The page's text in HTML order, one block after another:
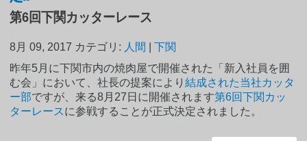
第6回下関カッターレース
8月 09, 2017 カテゴリ: 人間 |下関
昨年5月に下関市内の焼肉屋で開催された「新入社員を囲
む会」において、社長の提案により結成された当社カッタ
ー部ですが、来る8月27日に開催されます第6回下関カッ
ターレースに参戦することが正式決定されました。